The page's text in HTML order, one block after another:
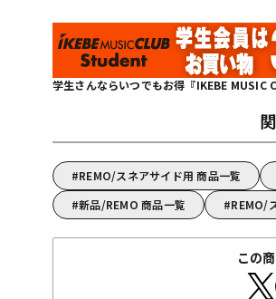
学生さんならいつでもお得『IKEBE MUSIC
REMO/スネアサイド用 商品一覧
新品/REMO 商品一覧
REMO/
この